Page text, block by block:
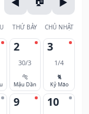
THỨ BẢY CHỦ NHẬT
2
30/3
🐅
Mậu Dần
3
1/4
🐈
Kỷ Mão
9 10